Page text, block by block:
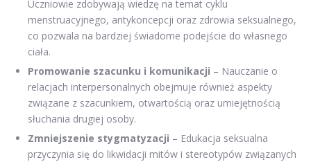
Uczniowie zdobywają wiedzę na temat cyklu
menstruacyjnego, antykoncepcji oraz zdrowia seksualnego,
co pozwala na bardziej świadome podejście do własnego
ciała.
Promowanie szacunku i komunikacji – Nauczanie o
relacjach interpersonalnych obejmuje również aspekty
związane z szacunkiem, otwartością oraz umiejętnością
słuchania drugiej osoby.
Zmniejszenie stygmatyzacji – Edukacja seksualna
przyczynia się do likwidacji mitów i stereotypów związanych